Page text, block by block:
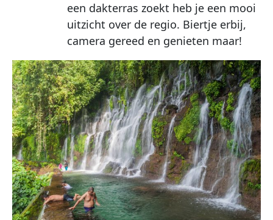
een dakterras zoekt heb je een mooi
uitzicht over de regio. Biertje erbij,
camera gereed en genieten maar!